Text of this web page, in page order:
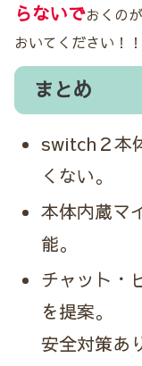
らないでおくの
おいてください！！
まとめ
switch２本
くない。
本体内蔵マ
能。
チャット・
を提案。
安全対策あ